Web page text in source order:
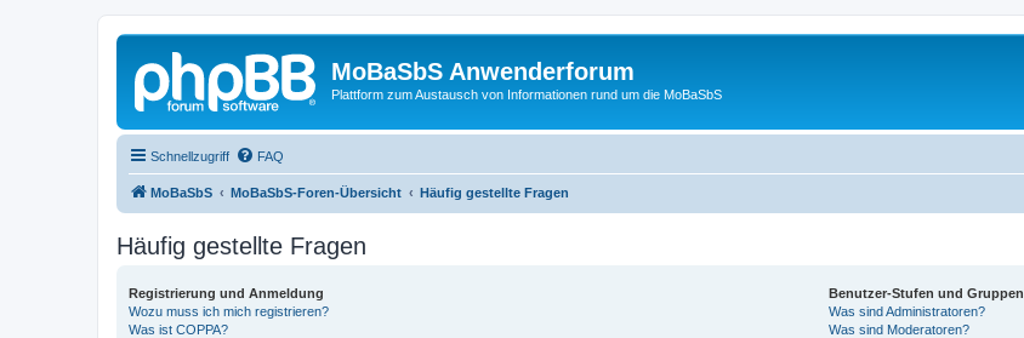
MoBaSbS Anwenderforum
Plattform zum Austausch von Informationen rund um die MoBaSbS
Schnellzugriff FAQ
MoBaSbS MoBaSbS-Foren-Übersicht Häufig gestellte Fragen
Häufig gestellte Fragen
Registrierung und Anmeldung
Wozu muss ich mich registrieren?
Was ist COPPA?
Benutzer-Stufen und Gruppen
Was sind Administratoren?
Was sind Moderatoren?